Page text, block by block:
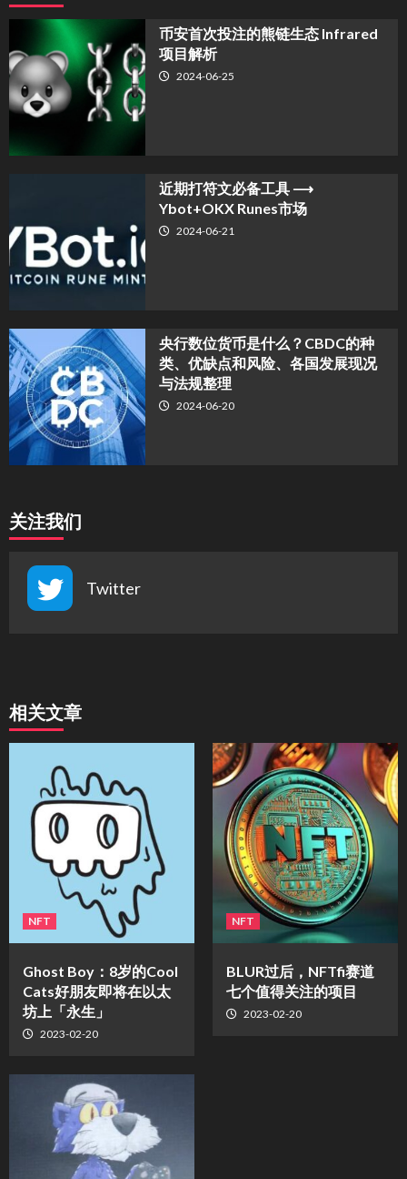
币安首次投注的熊链生态 Infrared
项目解析
2024-06-25
近期打符文必备工具 ⟶
Ybot+OKX Runes市场
2024-06-21
央行数位货币是什么？CBDC的种
类、优缺点和风险、各国发展现况
与法规整理
2024-06-20
关注我们
Twitter
相关文章
NFT
Ghost Boy：8岁的Cool
Cats好朋友即将在以太
坊上「永生」
2023-02-20
NFT
BLUR过后，NFTfi赛道
七个值得关注的项目
2023-02-20